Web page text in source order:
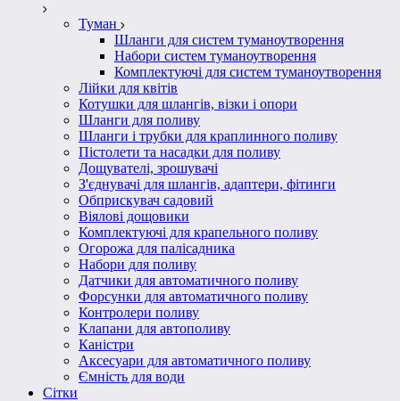
Туман
Шланги для систем туманоутворення
Набори систем туманоутворення
Комплектуючі для систем туманоутворення
Лійки для квітів
Котушки для шлангів, візки і опори
Шланги для поливу
Шланги і трубки для краплинного поливу
Пістолети та насадки для поливу
Дощувателі, зрошувачі
З'єднувачі для шлангів, адаптери, фітинги
Обприскувач садовий
Віялові дощовики
Комплектуючі для крапельного поливу
Огорожа для палісадника
Набори для поливу
Датчики для автоматичного поливу
Форсунки для автоматичного поливу
Контролери поливу
Клапани для автополиву
Каністри
Аксесуари для автоматичного поливу
Ємність для води
Сітки